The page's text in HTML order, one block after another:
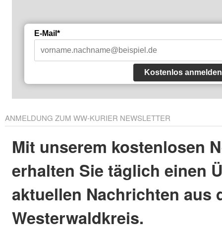
E-Mail*
Kostenlos anmelden
ANMELDUNG ZUM WW-KURIER NEWSLETTER
Mit unserem kostenlosen
erhalten Sie täglich einen
aktuellen Nachrichten aus
Westerwaldkreis.